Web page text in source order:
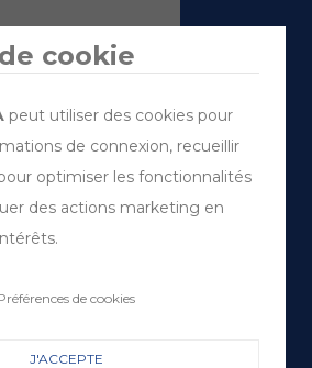
cookie
peut utiliser des cookies pour
de connexion, recueillir
optimiser les fonctionnalités
des actions marketing en
de cookies
J'ACCEPTE